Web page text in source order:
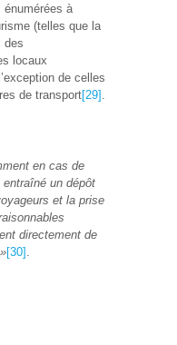
à
(telles que la
des
locaux
de celles
de transport[29]
en cas de
un dépôt
et la prise
directement de
[30]